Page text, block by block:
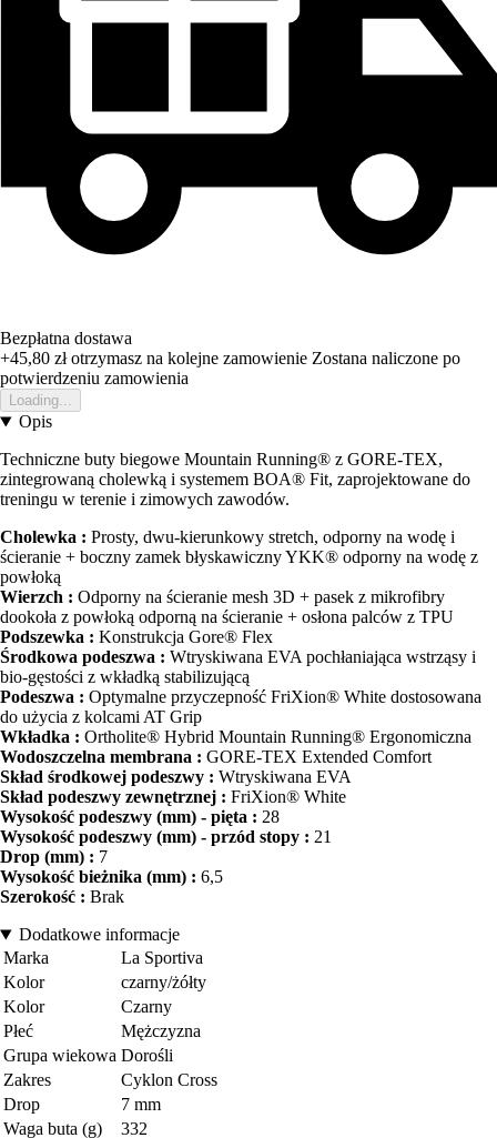
Bezpłatna dostawa
+45,80 złotrzymasz na kolejne zamowienie Zostana naliczone po
potwierdzeniu zamowienia
Loading...
Opis
Techniczne buty biegowe Mountain Running® z GORE-TEX,
zintegrowaną cholewką i systemem BOA® Fit, zaprojektowane do
treningu w terenie i zimowych zawodów.
Cholewka : Prosty, dwu-kierunkowy stretch, odporny na wodę i
ścieranie + boczny zamek błyskawiczny YKK® odporny na wodę z
powłoką
Wierzch : Odporny na ścieranie mesh 3D + pasek z mikrofibry
dookoła z powłoką odporną na ścieranie + osłona palców z TPU
Podszewka : Konstrukcja Gore® Flex
Środkowa podeszwa : Wtryskiwana EVA pochłaniająca wstrząsy i
bio-gęstości z wkładką stabilizującą
Podeszwa : Optymalne przyczepność FriXion® White dostosowana
do użycia z kolcami AT Grip
Wkładka : Ortholite® Hybrid Mountain Running® Ergonomiczna
Wodoszczelna membrana : GORE-TEX Extended Comfort
Skład środkowej podeszwy : Wtryskiwana EVA
Skład podeszwy zewnętrznej : FriXion® White
Wysokość podeszwy (mm) - pięta : 28
Wysokość podeszwy (mm) - przód stopy : 21
Drop (mm) : 7
Wysokość bieżnika (mm) : 6,5
Szerokość : Brak
Dodatkowe informacje
Marka
La Sportiva
Kolor
czarny/żółty
Kolor
Czarny
Płeć
Mężczyzna
Grupa wiekowa Dorośli
Zakres
Cyklon Cross
Drop
7 mm
Waga buta (g)
332